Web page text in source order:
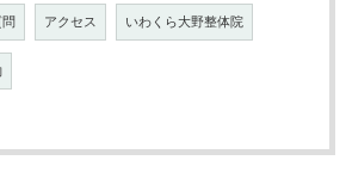
問 アクセス いわくら大野整体院